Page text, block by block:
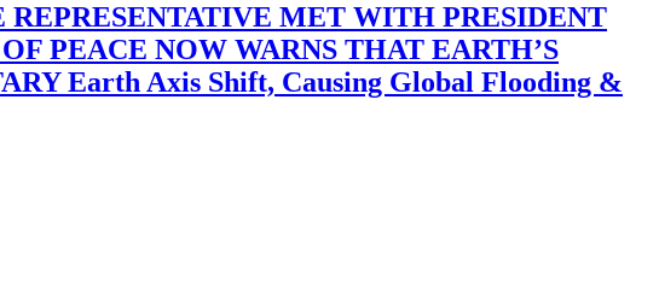
MET WITH PRESIDENT
PEACE NOW WARNS THAT EARTH’S
Earth Axis Shift, Causing Global Flooding &